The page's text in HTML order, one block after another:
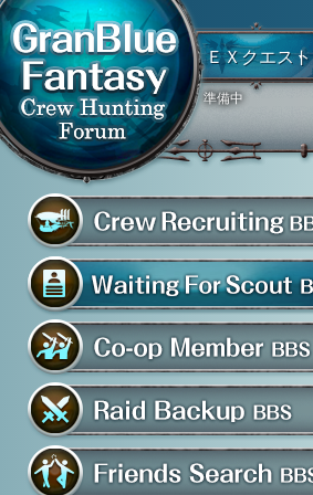
グラブル騎空団募集掲示
騎空団員募集掲示板
騎空団入団希望掲示板
共闘部屋・メンバー掲示板
マルチバトル救援募集掲示板
ＥＸクエスト
準備中